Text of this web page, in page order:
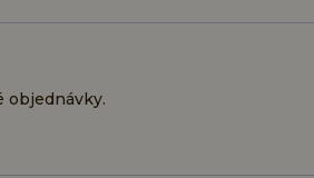
objednávky.